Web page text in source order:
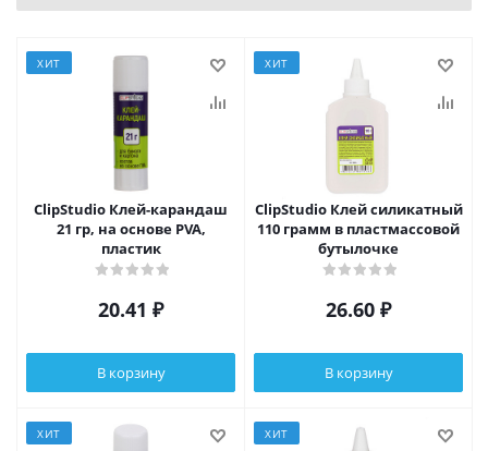
ХИТ
ClipStudio Клей-карандаш
21 гр, на основе PVA,
пластик
20.41 ₽
В корзину
ХИТ
ClipStudio Клей силикатный
110 грамм в пластмассовой
бутылочке
26.60 ₽
В корзину
ХИТ ХИТ